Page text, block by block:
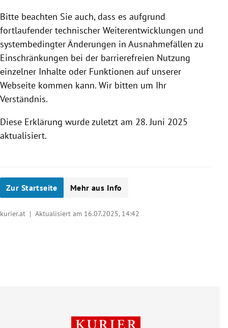
Bitte beachten Sie auch, dass es aufgrund
fortlaufender technischer Weiterentwicklungen und
systembedingter Änderungen in Ausnahmefällen zu
Einschränkungen bei der barrierefreien Nutzung
einzelner Inhalte oder Funktionen auf unserer
Webseite kommen kann. Wir bitten um Ihr
Verständnis.
Diese Erklärung wurde zuletzt am 28. Juni 2025
aktualisiert.
Zur Startseite Mehr aus Info
kurier.at | Aktualisiert am 16.07.2025, 14:42